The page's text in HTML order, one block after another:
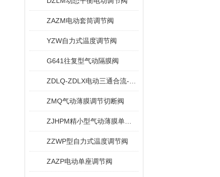
ZAZM电动套筒调节阀
YZW自力式温度调节阀
G641往复型气动隔膜阀
ZMQ气动薄膜调节切断阀
ZZWP型自力式温度调节阀
ZAZP电动单座调节阀